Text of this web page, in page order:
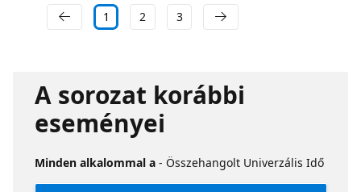
1 2 3
A sorozat korábbi
eseményei
Minden alkalommal a - Összehangolt Univerzális Idő